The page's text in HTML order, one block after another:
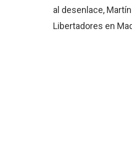
al desenlace, Martín
Libertadores en